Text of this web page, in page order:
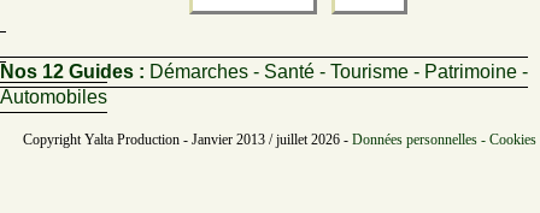
Nos 12 Guides : Démarches - Santé - Tourisme - Patrimoine -
Automobiles
Copyright Yalta Production - Janvier 2013 / juillet 2026 - Données personnelles -